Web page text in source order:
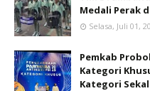
Medali Perak
Selasa, Juli 01,
Pemkab
Kategori
Kategori